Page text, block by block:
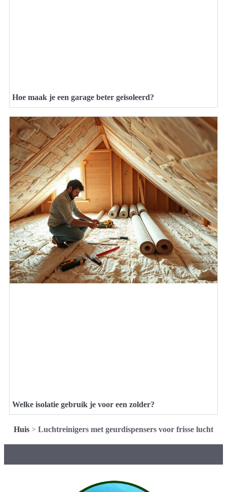
Hoe maak je een garage beter geïsoleerd?
Welke isolatie gebruik je voor een zolder?
Huis > Luchtreinigers met geurdispensers voor frisse lucht